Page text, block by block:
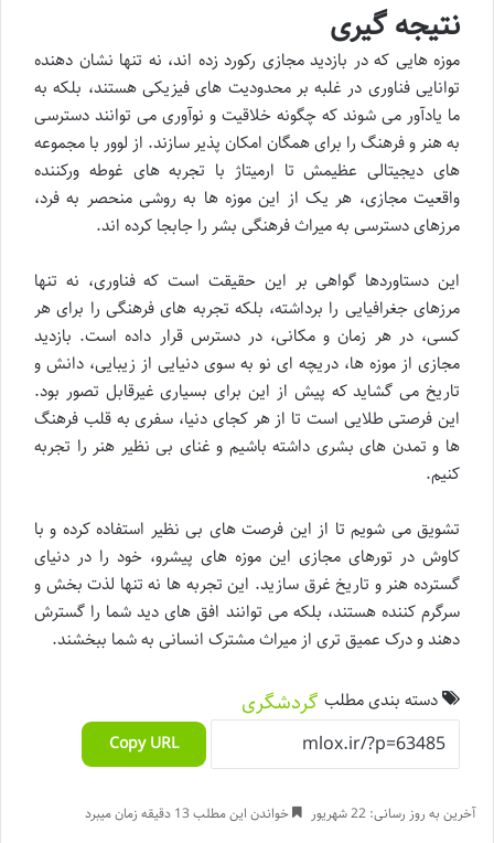
نتیجه گیری
موزه هایی که در بازدید مجازی رکورد زده اند، نه تنها نشان دهنده
توانایی فناوری در غلبه بر محدودیت های فیزیکی هستند، بلکه به
ما یادآور می شوند که چگونه خلاقیت و نوآوری می توانند دسترسی
به هنر و فرهنگ را برای همگان امکان پذیر سازند. از لوور با مجموعه
های دیجیتالی عظیمش تا ارمیتاژ با تجربه های غوطه ورکننده
واقعیت مجازی، هر یک از این موزه ها به روشی منحصر به فرد،
مرزهای دسترسی به میراث فرهنگی بشر را جابجا کرده اند.
این دستاوردها گواهی بر این حقیقت است که فناوری، نه تنها
مرزهای جغرافیایی را برداشته، بلکه تجربه های فرهنگی را برای هر
کسی، در هر زمان و مکانی، در دسترس قرار داده است. بازدید
مجازی از موزه ها، دریچه ای نو به سوی دنیایی از زیبایی، دانش و
تاریخ می گشاید که پیش از این برای بسیاری غیرقابل تصور بود.
این فرصتی طلایی است تا از هر کجای دنیا، سفری به قلب فرهنگ
ها و تمدن های بشری داشته باشیم و غنای بی نظیر هنر را تجربه
کنیم.
تشویق می شویم تا از این فرصت های بی نظیر استفاده کرده و با
کاوش در تورهای مجازی این موزه های پیشرو، خود را در دنیای
گسترده هنر و تاریخ غرق سازید. این تجربه ها نه تنها لذت بخش و
سرگرم کننده هستند، بلکه می توانند افق های دید شما را گسترش
دهند و درک عمیق تری از میراث مشترک انسانی به شما ببخشند.
دسته بندی مطلب گردشگری
Copy URL
آخرین به روز رسانی: 22 شهریور خواندن این مطلب 13 دقیقه زمان میبرد